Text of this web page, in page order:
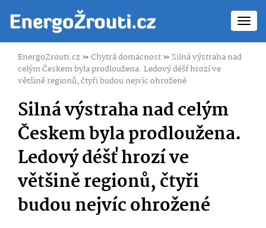
EnergoZrouti.cz»Chytrá domácnost» Silná výstraha nad
celým Českem byla prodloužena. Ledový déšť hrozí ve
většině regionů, čtyři budou nejvíc ohrožené
Silná výstraha nad celým
Českem byla prodloužena.
Ledový déšť hrozí ve
většině regionů, čtyři
budou nejvíc ohrožené